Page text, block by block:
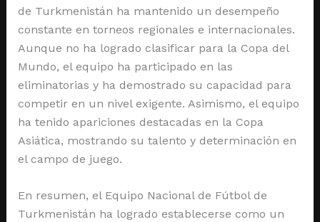
de Turkmenistán ha mantenido un desempeño
constante en torneos regionales e internacionales.
Aunque no ha logrado clasificar para la Copa del
Mundo, el equipo ha participado en las
eliminatorias y ha demostrado su capacidad para
competir en un nivel exigente. Asimismo, el equipo
ha tenido apariciones destacadas en la Copa
Asiática, mostrando su talento y determinación en
el campo de juego.
En resumen, el Equipo Nacional de Fútbol de
Turkmenistán ha logrado establecerse como un